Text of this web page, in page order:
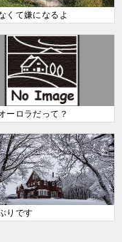
くて嫌になるよ
ーロラだって？
りです